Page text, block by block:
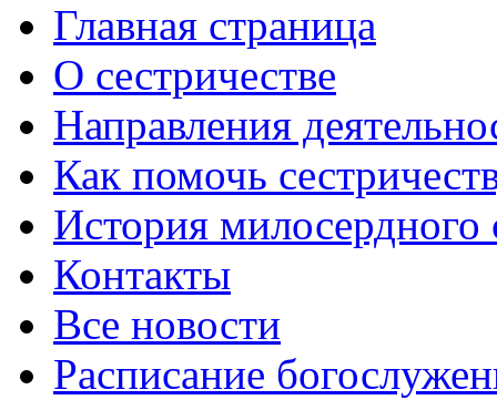
Главная страница
О сестричестве
Направления
Как помочь
История милосердного
Контакты
Все новости
Расписание